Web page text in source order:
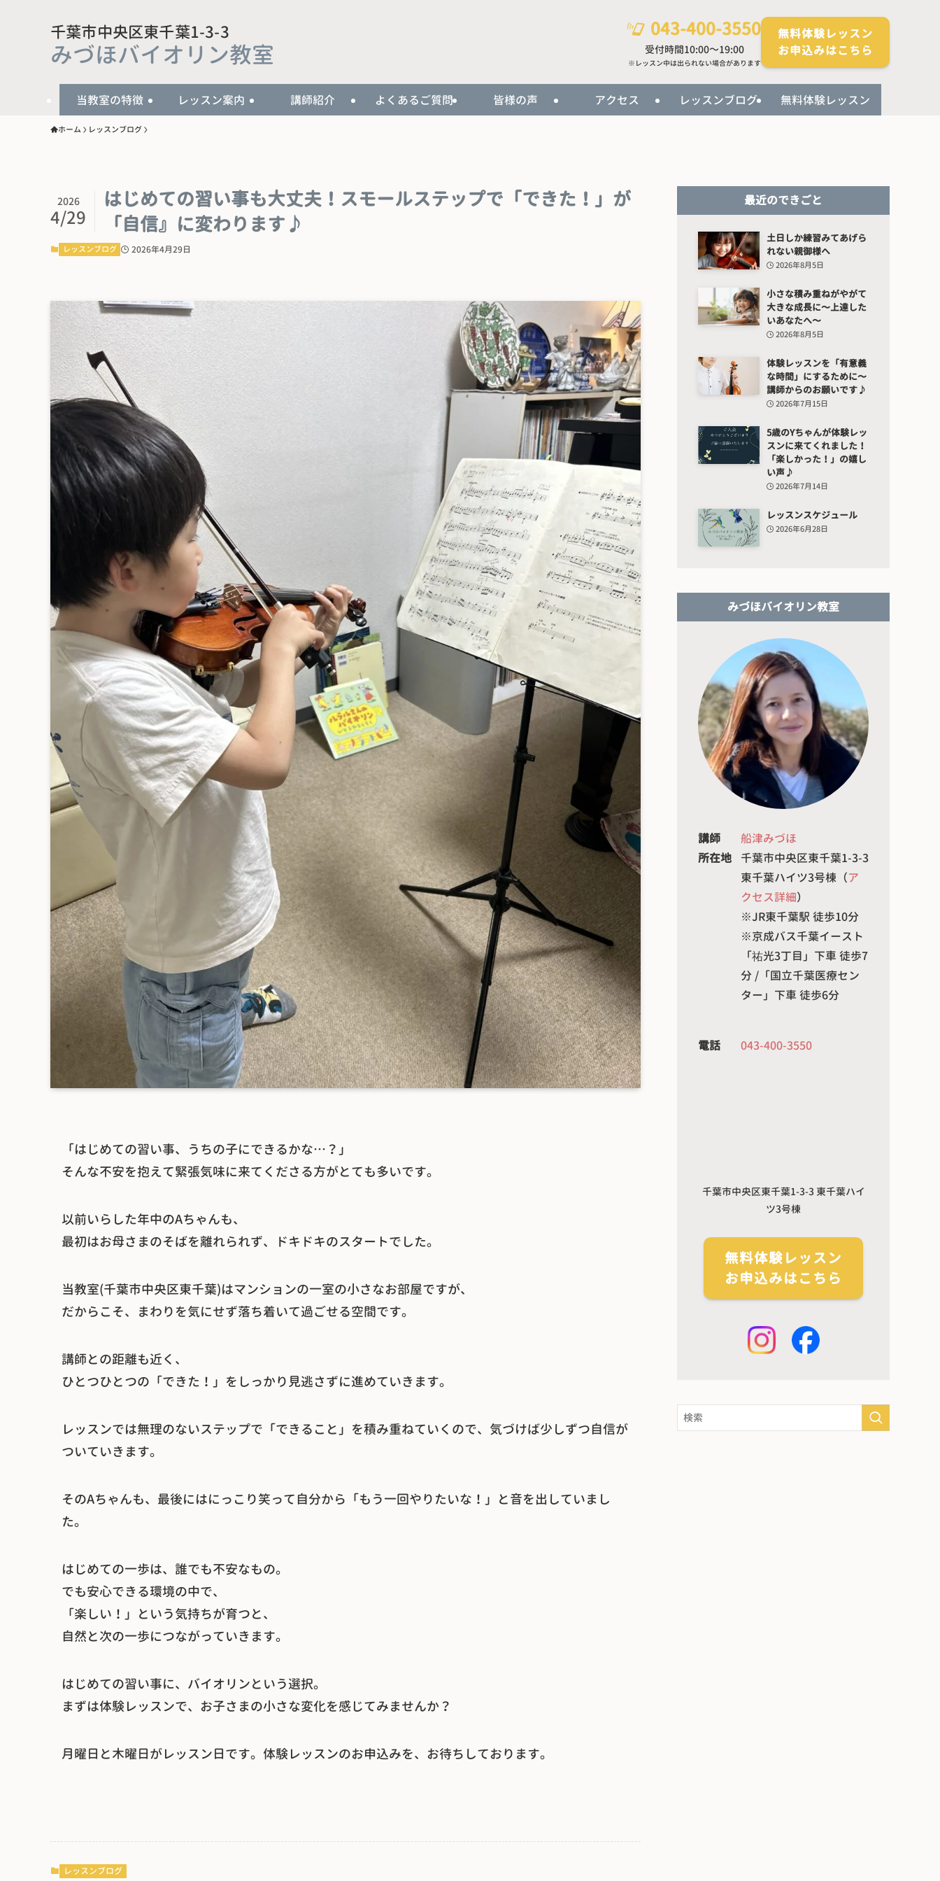
千葉市中央区東千葉1-3-3
みづほバイオリン教室
043-400-3550
受付時間10:00～19:00
※レッスン中は出られない場合があります
無料体験レッスン
お申込みはこちら
当教室の特徴 レッスン案内 講師紹介 よくあるご質問 皆様の声 アクセス レッスンブログ 無料体験レッスン
ホーム レッスンブログ
はじめての習い事も大丈夫！スモールステップで「できた！」が
「自信』に変わります♪
2026
4/29
レッスンブログ 2026年4月29日
「はじめての習い事、うちの子にできるかな…？」
そんな不安を抱えて緊張気味に来てくださる方がとても多いです。
以前いらした年中のAちゃんも、
最初はお母さまのそばを離れられず、ドキドキのスタートでした。
当教室(千葉市中央区東千葉)はマンションの一室の小さなお部屋ですが、
だからこそ、まわりを気にせず落ち着いて過ごせる空間です。
講師との距離も近く、
ひとつひとつの「できた！」をしっかり見逃さずに進めていきます。
レッスンでは無理のないステップで「できること」を積み重ねていくので、気づけば少しずつ自信が
ついていきます。
そのAちゃんも、最後にはにっこり笑って自分から「もう一回やりたいな！」と音を出していまし
た。
はじめての一歩は、誰でも不安なもの。
でも安心できる環境の中で、
「楽しい！」という気持ちが育つと、
自然と次の一歩につながっていきます。
はじめての習い事に、バイオリンという選択。
まずは体験レッスンで、お子さまの小さな変化を感じてみませんか？
月曜日と木曜日がレッスン日です。体験レッスンのお申込みを、お待ちしております。
レッスンブログ
最近のできごと
土日しか練習みてあげら
れない親御様へ
2026年8月5日
小さな積み重ねがやがて
大きな成長に〜上達した
いあなたへ〜
2026年8月5日
体験レッスンを「有意義
な時間」にするために〜
講師からのお願いです♪
2026年7月15日
5歳のYちゃんが体験レッ
スンに来てくれました！
「楽しかった！」の嬉し
い声♪
2026年7月14日
レッスンスケジュール
2026年6月28日
みづほバイオリン教室
講師
船津みづほ
所在地
千葉市中央区東千葉1-3-3
東千葉ハイツ3号棟（ア
クセス詳細）
※JR東千葉駅 徒歩10分
※京成バス千葉イースト
「祐光3丁目」下車 徒歩7
分 /「国立千葉医療セン
ター」下車 徒歩6分
電話 043-400-3550
千葉市中央区東千葉1-3-3 東千葉ハイ
ツ3号棟
無料体験レッスン
お申込みはこちら